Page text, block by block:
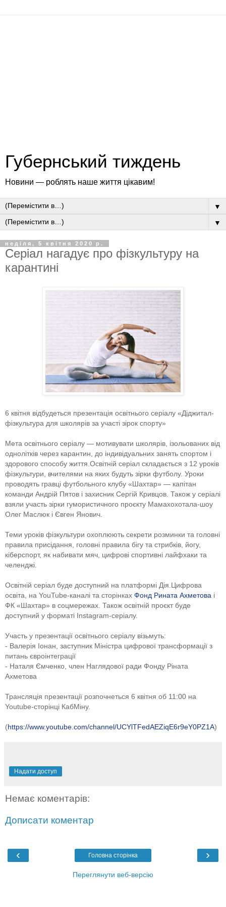
Губернський тиждень
Новини — роблять наше життя цікавим!
▼
▼
неділя, 5 квітня 2020 р.
Серіал нагадує про фізкультуру на
карантині
6 квітня відбудеться презентація освітнього серіалу «Діджитал-
фізкультура для школярів за участі зірок спорту»
Мета освітнього серіалу — мотивувати школярів, ізольованих від
однолітків через карантин, до індивідуальних занять спортом і
здорового способу життя. Освітній серіал складається з 12 уроків
фізкультури, вчителями на яких будуть зірки футболу. Уроки
проводять гравці футбольного клубу «Шахтар» — капітан
команди Андрій Пятов і захисник Сергій Кривцов. Також у серіалі
взяли участь зірки гумористичного проєкту Мамахохотала-шоу
Олег Маслюк і Євген Янович.
Теми уроків фізкультури охоплюють секрети розминки та головні
правила присідання, головні правила бігу та стрибків, йогу,
кіберспорт, як набивати мяч, цифрові спортивні лайфхаки та
челенджі.
Освітній серіал буде доступний на платформі Дія.Цифрова
освіта, на YouTube-каналі та сторінках Фонд Рината Ахметова і
ФК «Шахтар» в соцмережах. Також освітній проєкт буде
доступний у форматі Instagram-серіалу.
Участь у презентації освітнього серіалу візьмуть:
- Валерія Іонан, заступник Міністра цифрової трансформації з
питань євроінтеграції
- Наталя Ємченко, член Наглядової ради Фонду Ріната
Ахметова
Трансляція презентації розпочнеться 6 квітня об 11:00 на
Youtube-сторінці КабМіну.
(https://www.youtube.com/channel/UCYlTFedAEZiqE6r9eY0PZ1A)
Надати доступ
Немає коментарів:
Дописати коментар
‹ ›
Головна сторінка
Переглянути веб-версію